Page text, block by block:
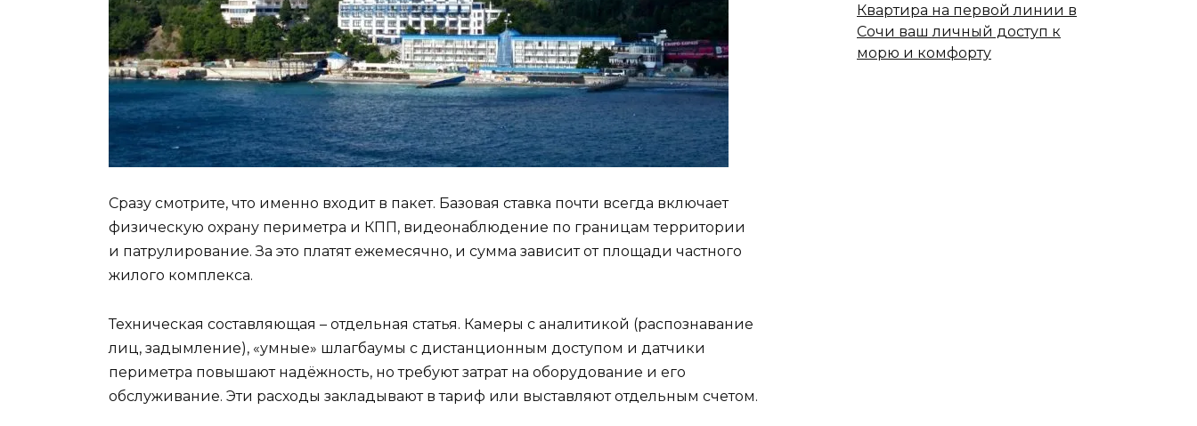
Сразу смотрите, что именно входит в пакет. Базовая ставка почти всегда включает
физическую охрану периметра и КПП, видеонаблюдение по границам территории
и патрулирование. За это платят ежемесячно, и сумма зависит от площади частного
жилого комплекса.
Техническая составляющая – отдельная статья. Камеры с аналитикой (распознавание
лиц, задымление), «умные» шлагбаумы с дистанционным доступом и датчики
периметра повышают надёжность, но требуют затрат на оборудование и его
обслуживание. Эти расходы закладывают в тариф или выставляют отдельным счетом.
Квартира на первой линии в
Сочи ваш личный доступ к
морю и комфорту